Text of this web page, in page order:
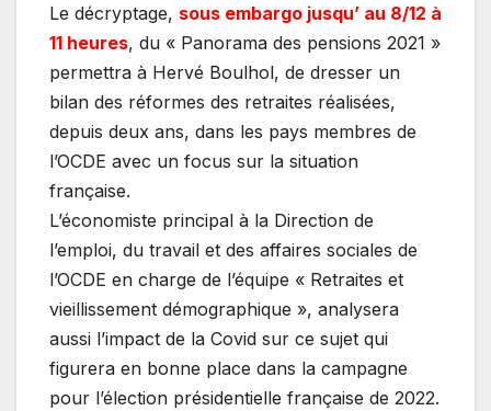
Le décryptage, sous embargo jusqu’ au 8/12 à
11 heures, du « Panorama des pensions 2021 »
permettra à Hervé Boulhol, de dresser un
bilan des réformes des retraites réalisées,
depuis deux ans, dans les pays membres de
l’OCDE avec un focus sur la situation
française.
L’économiste principal à la Direction de
l’emploi, du travail et des affaires sociales de
l’OCDE en charge de l’équipe « Retraites et
vieillissement démographique », analysera
aussi l’impact de la Covid sur ce sujet qui
figurera en bonne place dans la campagne
pour l’élection présidentielle française de 2022.